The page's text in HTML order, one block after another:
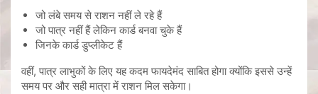
जो लंबे समय से राशन नहीं ले रहे हैं
जो पात्र नहीं हैं लेकिन कार्ड बनवा चुके हैं
जिनके कार्ड डुप्लीकेट हैं
वहीं, पात्र लाभुकों के लिए यह कदम फायदेमंद साबित होगा क्योंकि इससे उन्हें
समय पर और सही मात्रा में राशन मिल सकेगा।